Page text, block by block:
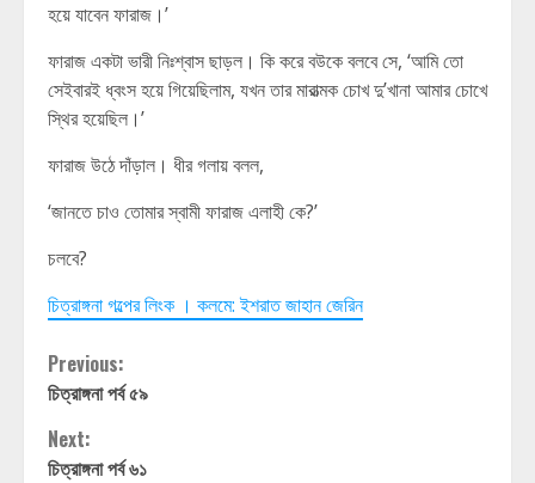
হয়ে যাবেন ফারাজ।’
ফারাজ একটা ভারী নিঃশ্বাস ছাড়ল। কি করে বউকে বলবে সে, ‘আমি তো
সেইবারই ধ্বংস হয়ে গিয়েছিলাম, যখন তার মারাত্মক চোখ দু’খানা আমার চোখে
স্থির হয়েছিল।’
ফারাজ উঠে দাঁড়াল। ধীর গলায় বলল,
‘জানতে চাও তোমার স্বামী ফারাজ এলাহী কে?’
চলবে?
চিত্রাঙ্গনা গল্পের লিংক । কলমে: ইশরাত জাহান জেরিন
Continue
Reading
Previous:
চিত্রাঙ্গনা পর্ব ৫৯
Next:
চিত্রাঙ্গনা পর্ব ৬১